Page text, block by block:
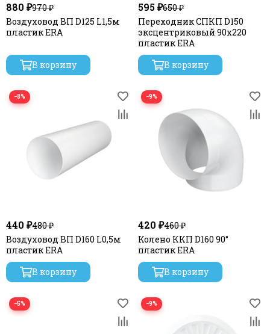
880 ₽970 ₽
Воздуховод ВП D125 L1,5м
пластик ERA
В корзину
595 ₽650 ₽
Переходник СПКП D150
эксцентриковый 90х220
пластик ERA
В корзину
−8%
440 ₽480 ₽
Воздуховод ВП D160 L0,5м
пластик ERA
В корзину
−9%
420 ₽460 ₽
Колено ККП D160 90°
пластик ERA
В корзину
−5% −9%